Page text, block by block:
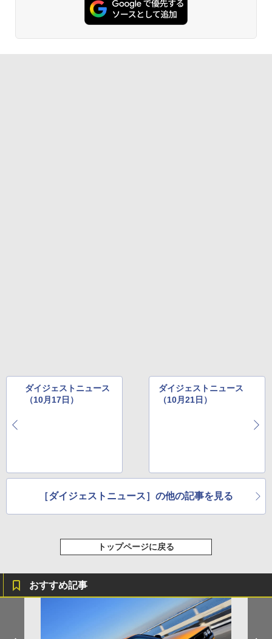
ダイジェストニュース
（10月17日）
ダイジェストニュース
（10月21日）
［ダイジェストニュース］の他の記事を見る
トップページに戻る
おすすめ記事